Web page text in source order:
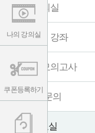
나의 강의실
쿠폰등록하기
나의 강의실
수강중인 강좌
온라인 모의고사
1:1 학습문의
학습자료실